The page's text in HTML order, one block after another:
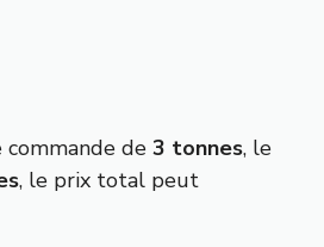
de 3 tonnes, le
, le prix total peut